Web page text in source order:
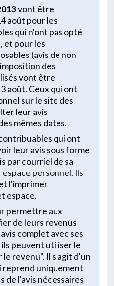
vont être
août pour les
qui n'ont pas opté
, et pour les
(avis de non
des
vont être
août. Ceux qui ont
sur le site des
leur avis
mêmes dates.
qui ont
leur avis sous forme
par courriel de sa
espace personnel. Ils
l'imprimer
espace.
permettre aux
de leurs revenus
complet avec ses
peuvent utiliser le
revenu". Il s'agit d'un
reprend uniquement
de l'avis nécessaires